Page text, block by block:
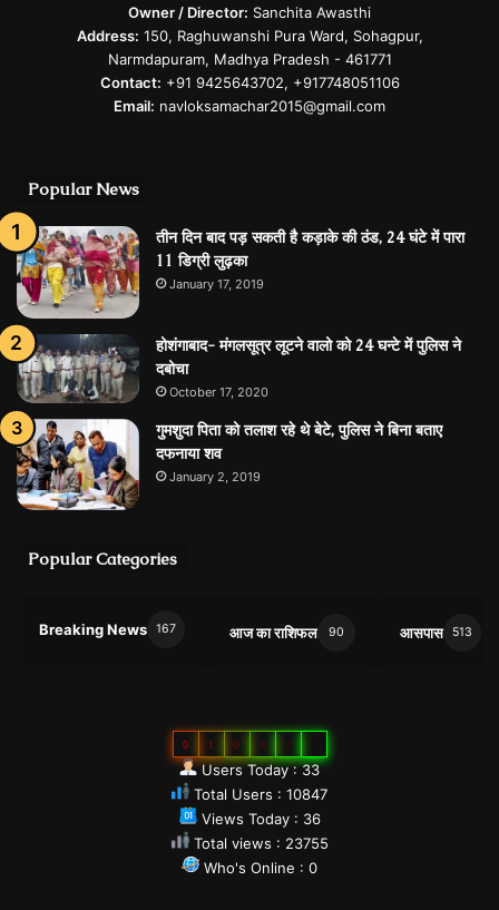
Owner / Director: Sanchita Awasthi
Address: 150, Raghuwanshi Pura Ward, Sohagpur,
Narmdapuram, Madhya Pradesh - 461771
Contact: +91 9425643702, +917748051106
Email: navloksamachar2015@gmail.com
Popular News
तीन दिन बाद पड़ सकती है कड़ाके की ठंड, 24 घंटे में पारा
11 डिग्री लुढ़का
January 17, 2019
होशंगाबाद- मंगलसूत्र लूटने वालो को 24 घन्टे में पुलिस ने
दबोचा
October 17, 2020
गुमशुदा पिता को तलाश रहे थे बेटे, पुलिस ने बिना बताए
दफनाया शव
January 2, 2019
Popular Categories
Breaking News 167 आज का राशिफल 90 आसपास 513
0 1 0 8 4
Users Today : 33
Total Users : 10847
Views Today : 36
Total views : 23755
Who's Online : 0